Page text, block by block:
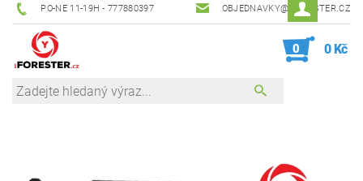
PO-NE 11-19H - 777880397 OBJEDNAVKY@IFORESTER.CZ
0 0 Kč